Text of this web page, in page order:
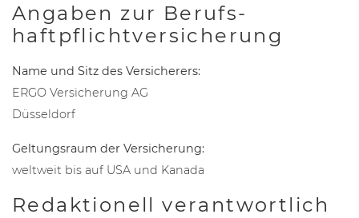
Angaben zur Berufs­
haftpflicht­versicherung
Name und Sitz des Versicherers:
ERGO Versicherung AG
Düsseldorf
Geltungsraum der Versicherung:
weltweit bis auf USA und Kanada
Redaktionell verantwortlich